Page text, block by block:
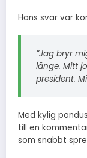
Hans svar var
”Jag bryr
länge. Mitt
president.
Med kylig
till en
som snabbt